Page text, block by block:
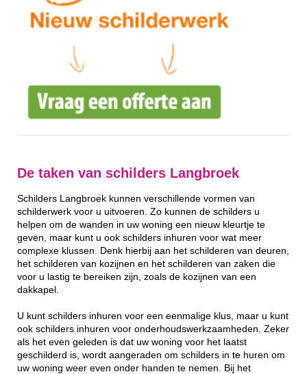
De taken van schilders Langbroek
Schilders Langbroek kunnen verschillende vormen van
schilderwerk voor u uitvoeren. Zo kunnen de schilders u
helpen om de wanden in uw woning een nieuw kleurtje te
geven, maar kunt u ook schilders inhuren voor wat meer
complexe klussen. Denk hierbij aan het schilderen van deuren,
het schilderen van kozijnen en het schilderen van zaken die
voor u lastig te bereiken zijn, zoals de kozijnen van een
dakkapel.
U kunt schilders inhuren voor een eenmalige klus, maar u kunt
ook schilders inhuren voor onderhoudswerkzaamheden. Zeker
als het even geleden is dat uw woning voor het laatst
geschilderd is, wordt aangeraden om schilders in te huren om
uw woning weer even onder handen te nemen. Bij het